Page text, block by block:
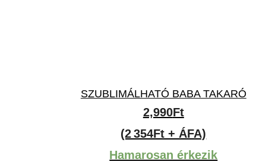
SZUBLIMÁLHATÓ BABA TAKARÓ
2,990Ft
(2 354Ft + ÁFA)
Hamarosan érkezik